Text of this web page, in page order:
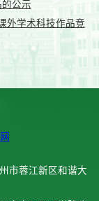
的公示
外学术科技作品竞
市蓉江新区和谐大